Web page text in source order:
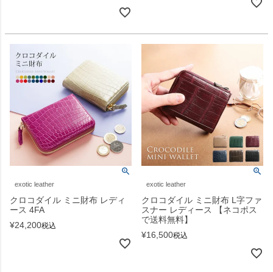
exotic leather
クロコダイル ミニ財布 レディ
ース 4FA
¥24,200税込
exotic leather
クロコダイル ミニ財布 L字ファ
スナー レディース 【ネコポス
で送料無料】
¥16,500税込